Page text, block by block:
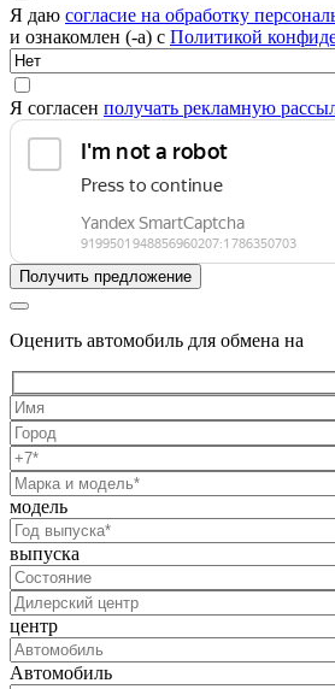
Я даю согласие на обработку
и ознакомлен (-а) с Политикой
Я согласен получать рекламную
Оценить автомобиль для обмена на
модель
выпуска
центр
Автомобиль